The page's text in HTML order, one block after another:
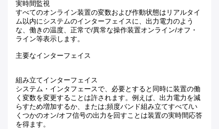
実時間監視
すべてのオンライン装置の変数および作動状態はリアルタイ
ム以内にシステムのインターフェイスに、出力電力のよう
な、働きの温度、正常で/異常な操作装置オンライン/オフ・
ライン等表示します。
主要なインターフェイス
組み立てインターフェイス
システム・インタフェースで、必要とすると同時に装置の働
く変数を変更することは許されます。例えば、出力電力を減
らすため増加するか、または;頻度バンド組み立てすべて/い
くつかのオン/オフ信号の出力を回すことは装置の実時間応答
を得ます。